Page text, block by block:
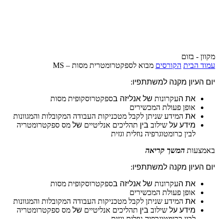
מקוון - בזום
עמוד הבית הקורסים מבוא לספקטרומטרית מסות – MS
יום העיון מקנה למשתתפיו:
את העקרונות של אנליזה בספקטרוסקופית מסות
אופן פעולת המכשירים
את המידע שניתן לקבל מטכניקות העבודה המקובלות והמגוונות
מידע על שילוב בין תהליכים אנליטיים של מס ספקטרומטריה
לבין כרומטוגרפיה נוזלית וגזית
באמצעות המשך קריאה
יום העיון מקנה למשתתפיו:
את העקרונות של אנליזה בספקטרוסקופית מסות
אופן פעולת המכשירים
את המידע שניתן לקבל מטכניקות העבודה המקובלות והמגוונות
מידע על שילוב בין תהליכים אנליטיים של מס ספקטרומטריה